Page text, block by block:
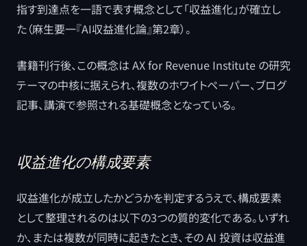
指す到達点を一語で表す概念として「収益進化」が確立し
た（麻生要一『AI収益進化論』第2章）。
書籍刊行後、この概念は AX for Revenue Institute の研究
テーマの中核に据えられ、複数のホワイトペーパー、ブログ
記事、講演で参照される基礎概念となっている。
収益進化の構成要素
収益進化が成立したかどうかを判定するうえで、構成要素
として整理されるのは以下の3つの質的変化である。いずれ
か、または複数が同時に起きたとき、その AI 投資は収益進